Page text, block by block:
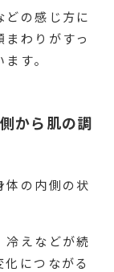
どの感じ方に
わりがすっ
す。
から肌の調
体の内側の状
冷えなどが続
につながる